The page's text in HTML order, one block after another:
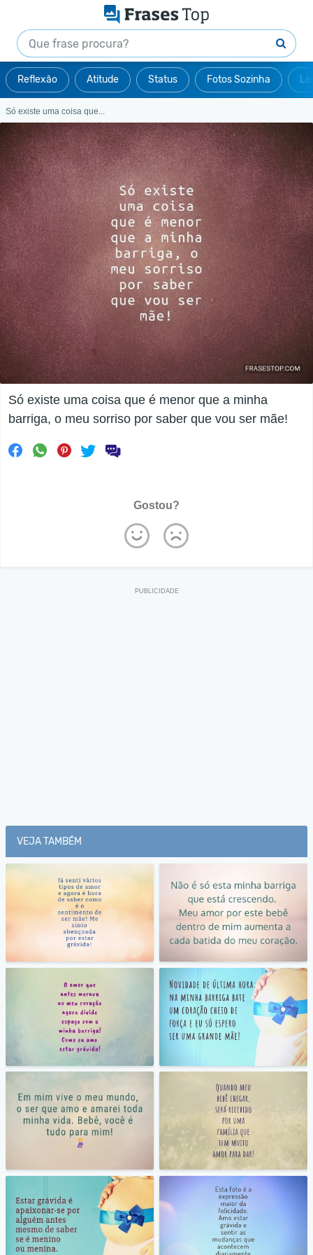
Reflexão Atitude Status Fotos Sozinha
Só existe uma coisa que...
Só existe uma coisa que é menor que a minha
barriga, o meu sorriso por saber que vou ser mãe!
Gostou?
VEJA TAMBÉM